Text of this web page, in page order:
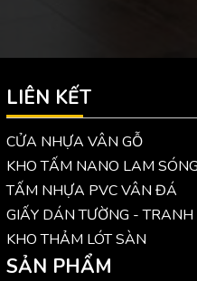
LIÊN KẾT
CỬA NHỰA VÂN GỖ
KHO TẤM NANO LAM SÓNG
TẤM NHỰA PVC VÂN ĐÁ
GIẤY DÁN TƯỜNG -
KHO THẢM LÓT SÀN
SẢN PHẨM